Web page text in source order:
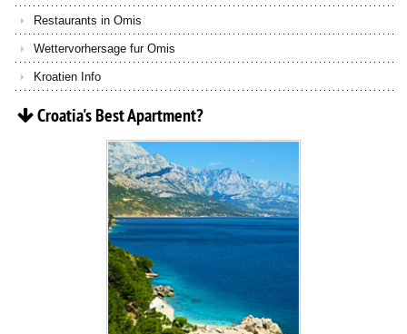
Restaurants in Omis
Wettervorhersage fur Omis
Kroatien Info
Croatia'sBestApartment?